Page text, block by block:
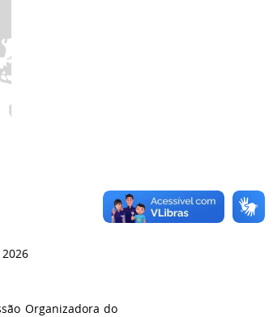
2026
Organizadora do